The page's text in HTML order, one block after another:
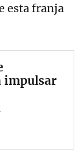
esta franja